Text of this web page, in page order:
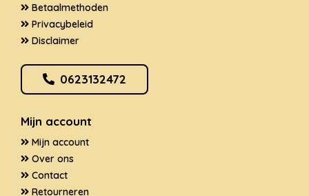
Betaalmethoden
Privacybeleid
Disclaimer
0623132472
Mijn account
Mijn account
Over ons
Contact
Retourneren